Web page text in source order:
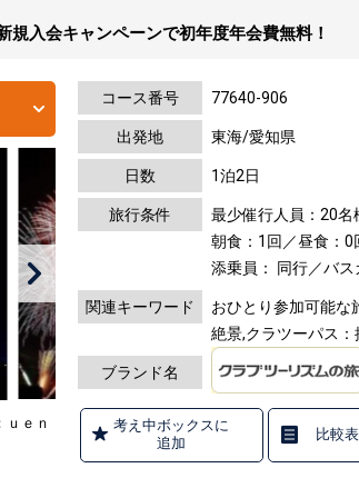
規入会キャンペーンで初年度年会費無料！
ｕｅｎ
コース番号 77640-906
出発地 東海/愛知県
日数 1泊2日
旅行条件
最少催行人員：20名
朝食：1回／昼食：0
添乗員： 同行／バス
関連キーワード
おひとり参加可能な
絶景,クラツーパス
ブランド名
考え中ボックスに
追加
比較